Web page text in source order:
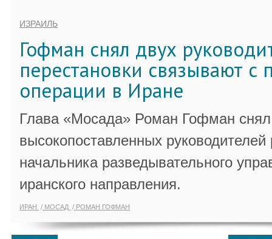
ИЗРАИЛЬ
Гофман снял двух
перестановки связывают с
операции в Иране
Глава «Мосада» Роман Гофман снял
высокопоставленных
начальника разведывательного
иранского направления.
ИРАН МОСАД РОМАН ГОФМАН